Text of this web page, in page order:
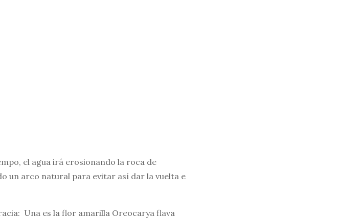
el agua irá erosionando la roca de
un arco natural para evitar así dar la vuelta e
Una es la flor amarilla Oreocarya flava